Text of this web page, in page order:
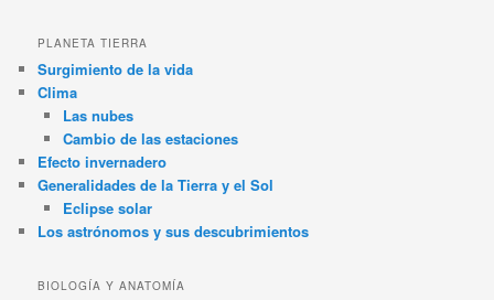
PLANETA TIERRA
Surgimiento de la vida
Clima
Las nubes
Cambio de las estaciones
Efecto invernadero
Generalidades de la Tierra y el Sol
Eclipse solar
Los astrónomos y sus descubrimientos
BIOLOGÍA Y ANATOMÍA